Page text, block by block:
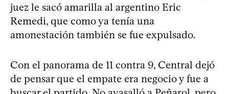
juez le sacó amarilla al argentino Eric
Remedi, que como ya tenía una
amonestación también se fue expulsado.
Con el panorama de 11 contra 9, Central dejó
de pensar que el empate era negocio y fue a